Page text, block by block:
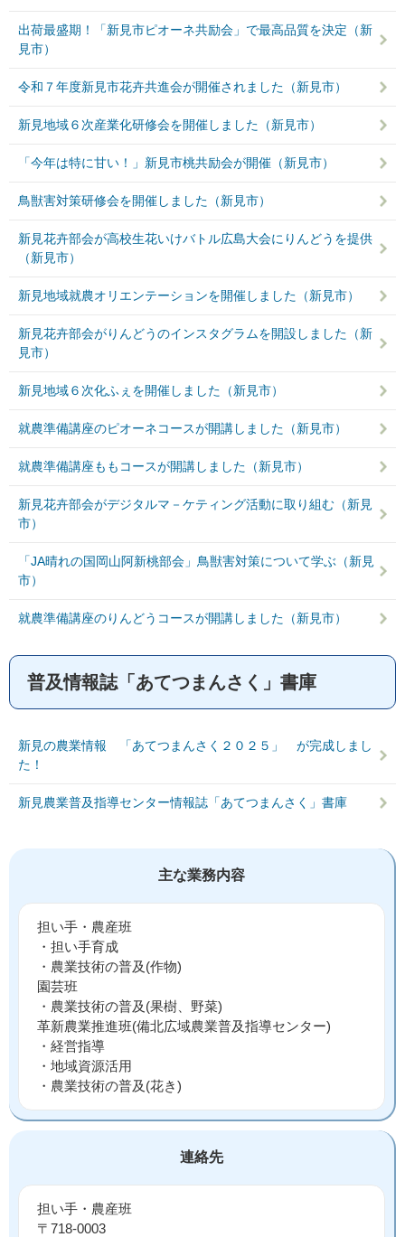
出荷最盛期！「新見市ピオーネ共励会」で最高品質を決定（新
見市）
令和７年度新見市花卉共進会が開催されました（新見市）
新見地域６次産業化研修会を開催しました（新見市）
「今年は特に甘い！」新見市桃共励会が開催（新見市）
鳥獣害対策研修会を開催しました（新見市）
新見花卉部会が高校生花いけバトル広島大会にりんどうを提供
（新見市）
新見地域就農オリエンテーションを開催しました（新見市）
新見花卉部会がりんどうのインスタグラムを開設しました（新
見市）
新見地域６次化ふぇを開催しました（新見市）
就農準備講座のピオーネコースが開講しました（新見市）
就農準備講座ももコースが開講しました（新見市）
新見花卉部会がデジタルマ－ケティング活動に取り組む（新見
市）
「JA晴れの国岡山阿新桃部会」鳥獣害対策について学ぶ（新見
市）
就農準備講座のりんどうコースが開講しました（新見市）
普及情報誌「あてつまんさく」書庫
新見の農業情報 「あてつまんさく２０２５」 が完成しまし
た！
新見農業普及指導センター情報誌「あてつまんさく」書庫
主な業務内容
担い手・農産班
・担い手育成
・農業技術の普及(作物)
園芸班
・農業技術の普及(果樹、野菜)
革新農業推進班(備北広域農業普及指導センター)
・経営指導
・地域資源活用
・農業技術の普及(花き)
連絡先
担い手・農産班
〒718-0003